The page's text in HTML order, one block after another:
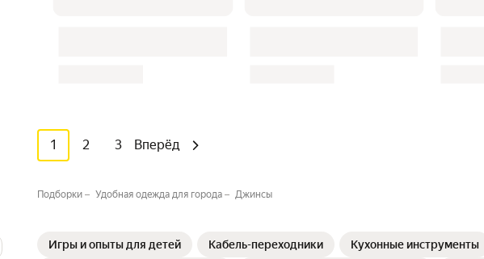
1 2 3 Вперёд
Подборки Удобная одежда для города Джинсы
Игры и опыты для детей Кабель-переходники Кухонные инструменты⁣